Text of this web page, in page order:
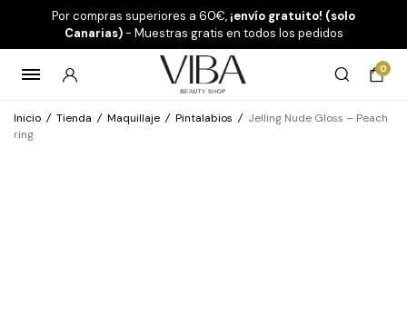
Por compras superiores a 60€, ¡envío gratuito! (solo
Canarias)- Muestras gratis en todos los pedidos
0
Inicio / Tienda / Maquillaje / Pintalabios / Jelling Nude Gloss – Peach
ring